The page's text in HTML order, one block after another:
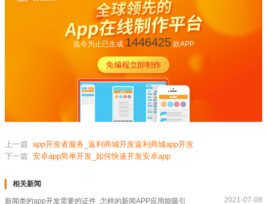
迄今为止已生成 1446425款APP
上一篇 app开发者服务_返利商城开发返利商城app开发
下一篇 安卓app简单开发_如何快速开发安卓app
相关新闻
新闻类的app开发需要的证件_怎样的新闻APP应用能吸引 2021-07-08